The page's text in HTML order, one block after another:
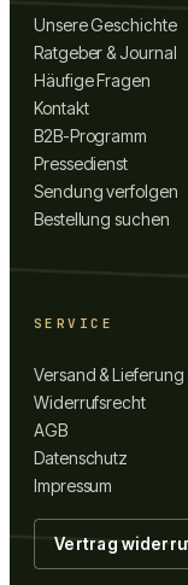
Unsere Geschichte
Ratgeber & Journal
Häufige Fragen
Kontakt
B2B-Programm
Pressedienst
Sendung verfolgen
Bestellung suchen
SERVICE
Versand & Lieferung
Widerrufsrecht
AGB
Datenschutz
Impressum
Vertrag